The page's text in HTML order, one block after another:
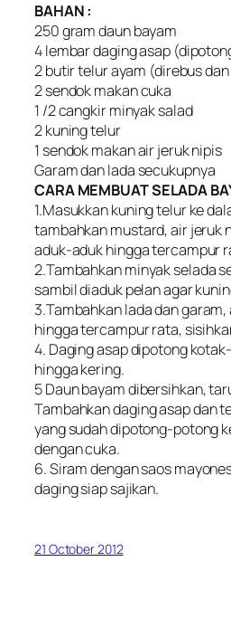
BAHAN :
250 gram daun bayam
4 lembar daging asap
2 butir telur ayam (direbus
2 sendok makan cuka
1 /2 cangkir minyak salad
2 kuning telur
1 sendok makan air jeruk nipis
Garam dan lada secukupnya
CARA MEMBUAT SELADA
1.Masukkan kuning telur ke
tambahkan mustard, air jeruk
aduk-aduk hingga tercampur
2.Tambahkan minyak selada
sambil diaduk pelan agar
3.Tambahkan lada dan
hingga tercampur rata,
4. Daging asap dipotong
hingga kering.
5 Daun bayam dibersihkan,
Tambahkan daging asap dan
yang sudah dipotong-potong
dengan cuka.
6. Siram dengan saos
daging siap sajikan.
21 October 2012